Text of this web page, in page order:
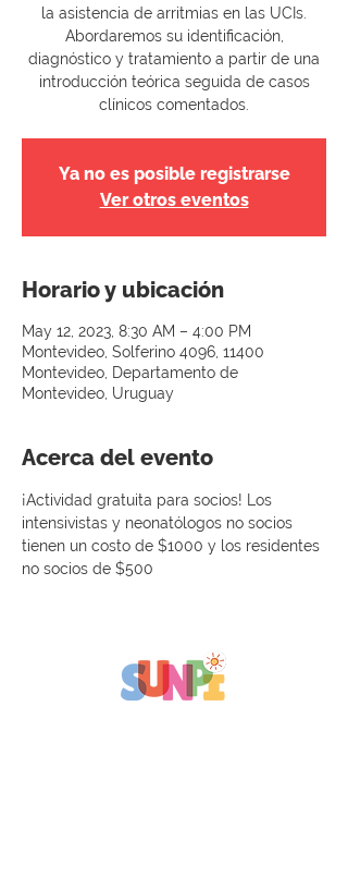
la asistencia de arritmias en las UCIs.
Abordaremos su identificación,
diagnóstico y tratamiento a partir de una
introducción teórica seguida de casos
clínicos comentados.
Ya no es posible registrarse
Ver otros eventos
Horario y ubicación
May 12, 2023, 8:30 AM – 4:00 PM
Montevideo, Solferino 4096, 11400
Montevideo, Departamento de
Montevideo, Uruguay
Acerca del evento
¡Actividad gratuita para socios! Los
intensivistas y neonatólogos no socios
tienen un costo de $1000 y los residentes
no socios de $500